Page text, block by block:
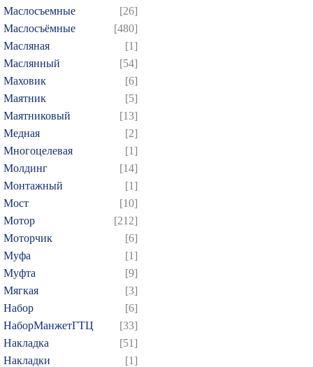
Маслосъемные
[26]
Маслосъёмные
[480]
Масляная
[1]
Маслянный
[54]
Маховик
[6]
Маятник
[5]
Маятниковый
[13]
Медная
[2]
Многоцелевая
[1]
Молдинг
[14]
Монтажный
[1]
Мост
[10]
Мотор
[212]
Моторчик
[6]
Муфа
[1]
Муфта
[9]
Мягкая
[3]
Набор
[6]
НаборМанжетГТЦ
[33]
Накладка
[51]
Накладки
[1]